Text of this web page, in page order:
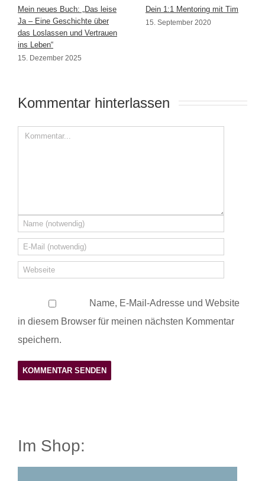
Mein neues Buch: „Das leise
Ja – Eine Geschichte über
das Loslassen und Vertrauen
ins Leben“
15. Dezember 2025
Dein 1:1 Mentoring mit Tim
15. September 2020
Kommentar hinterlassen
Name, E-Mail-Adresse und Website
in diesem Browser für meinen nächsten Kommentar
speichern.
Im Shop: